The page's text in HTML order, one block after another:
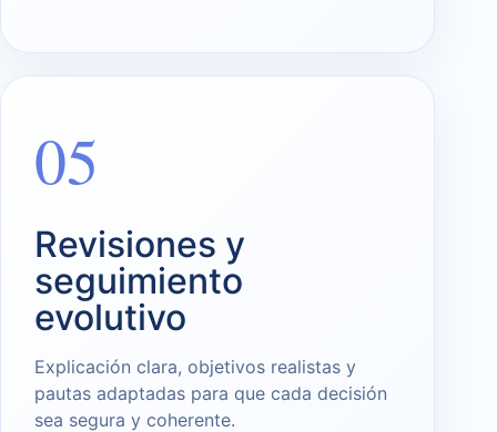
05
Revisiones y
seguimiento
evolutivo
Explicación clara, objetivos realistas y
pautas adaptadas para que cada decisión
sea segura y coherente.